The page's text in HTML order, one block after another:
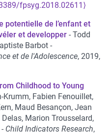
fpsyg.2018.02611⟩
potentielle de l’enfant et
et developper
Todd
Barbot
et de l'Adolescence, 2019,
Childhood to Young
Krumm, Fabien Fenouillet,
Maud Besançon, Jean
Marion Trousselard,
Child Indicators Research,